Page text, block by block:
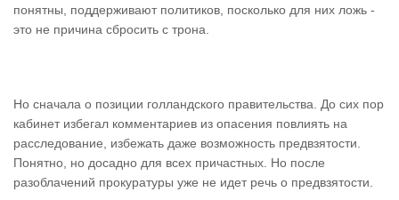
понятны, поддерживают политиков, посколько для них ложь -
это не причина сбросить с трона.
Но сначала о позиции голландского правительства. До сих пор
кабинет избегал комментариев из опасения повлиять на
расследование, избежать даже возможность предвзятости.
Понятно, но досадно для всех причастных. Но после
разоблачений прокуратуры уже не идет речь о предвзятости.